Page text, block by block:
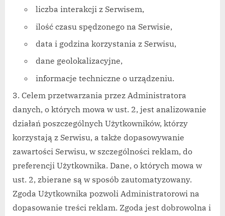
liczba interakcji z Serwisem,
ilość czasu spędzonego na Serwisie,
data i godzina korzystania z Serwisu,
dane geolokalizacyjne,
informacje techniczne o urządzeniu.
Celem przetwarzania przez Administratora
danych, o których mowa w ust. 2, jest analizowanie
działań poszczególnych Użytkowników, którzy
korzystają z Serwisu, a także dopasowywanie
zawartości Serwisu, w szczególności reklam, do
preferencji Użytkownika. Dane, o których mowa w
ust. 2, zbierane są w sposób zautomatyzowany.
Zgoda Użytkownika pozwoli Administratorowi na
dopasowanie treści reklam. Zgoda jest dobrowolna i